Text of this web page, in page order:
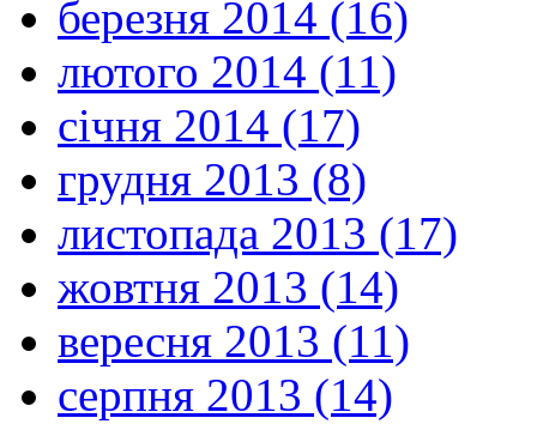
березня 2014 (16)
лютого 2014 (11)
січня 2014 (17)
грудня 2013 (8)
листопада 2013 (17)
жовтня 2013 (14)
вересня 2013 (11)
серпня 2013 (14)